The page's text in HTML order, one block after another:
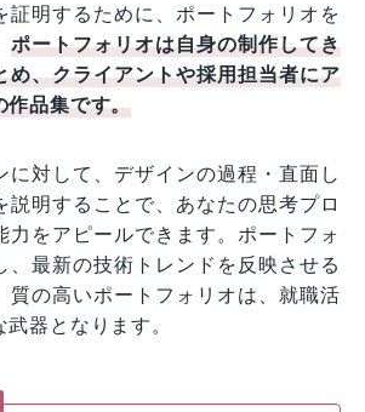
証明するために、ポートフォリオを
ポートフォリオは自身の制作してき
め、クライアントや採用担当者にア
作品集です。
に対して、デザインの過程・直面し
説明することで、あなたの思考プロ
力をアピールできます。ポートフォ
、最新の技術トレンドを反映させる
質の高いポートフォリオは、就職活
器となります。